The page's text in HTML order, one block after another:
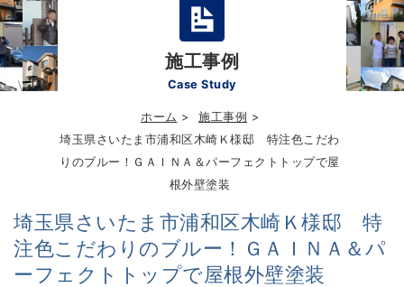
施工事例
Case Study
ホーム
施工事例
埼玉県さいたま市浦和区木崎Ｋ様邸 特注色こだわ
りのブルー！ＧＡＩＮＡ＆パーフェクトトップで屋
根外壁塗装
埼玉県さいたま市浦和区木崎Ｋ様邸 特
注色こだわりのブルー！ＧＡＩＮＡ＆パ
ーフェクトトップで屋根外壁塗装